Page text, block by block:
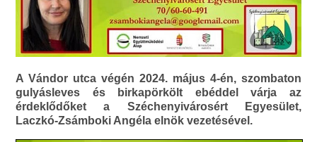
A Vándor utca végén 2024. május 4-én, szombaton
gulyásleves és birkapörkölt ebéddel várja az
érdeklődőket a Széchenyivárosért Egyesület,
Laczkó-Zsámboki Angéla elnök vezetésével.